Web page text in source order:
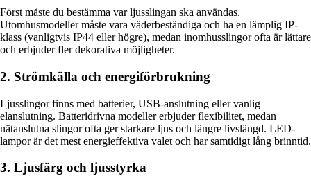
Först måste du bestämma var ljusslingan ska användas.
Utomhusmodeller måste vara väderbeständiga och ha en lämplig IP-
klass (vanligtvis IP44 eller högre), medan inomhusslingor ofta är lättare
och erbjuder fler dekorativa möjligheter.
2. Strömkälla och energiförbrukning
Ljusslingor finns med batterier, USB-anslutning eller vanlig
elanslutning. Batteridrivna modeller erbjuder flexibilitet, medan
nätanslutna slingor ofta ger starkare ljus och längre livslängd. LED-
lampor är det mest energieffektiva valet och har samtidigt lång brinntid.
3. Ljusfärg och ljusstyrka